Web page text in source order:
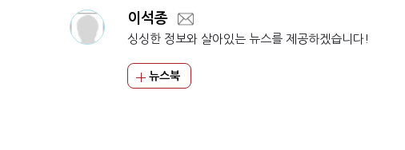
이석종
싱싱한 정보와 살아있는 뉴스를 제공하겠습니다!
뉴스북